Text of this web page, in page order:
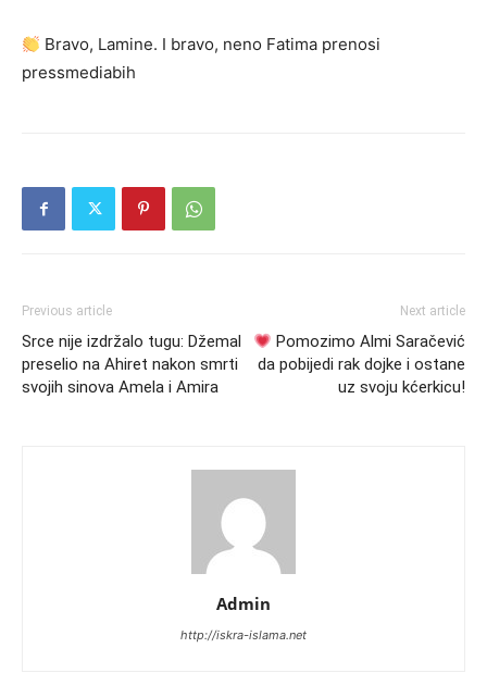
Bravo, Lamine. I bravo, neno Fatima prenosi
pressmediabih
Previous article
Srce nije izdržalo tugu: Džemal
preselio na Ahiret nakon smrti
svojih sinova Amela i Amira
Next article
Pomozimo Almi Saračević
da pobijedi rak dojke i ostane
uz svoju kćerkicu!
Admin
http://iskra-islama.net